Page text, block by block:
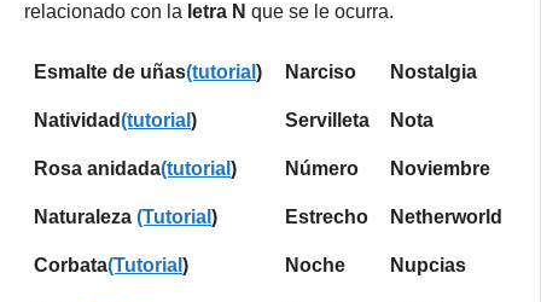
relacionado con la letra N que se le ocurra.
Esmalte de uñas(tutorial ) Narciso Nostalgia
Natividad(tutorial ) Servilleta Nota
Rosa anidada(tutorial ) Número Noviembre
Naturaleza (Tutorial ) Estrecho Netherworld
Corbata(Tutorial ) Noche Nupcias